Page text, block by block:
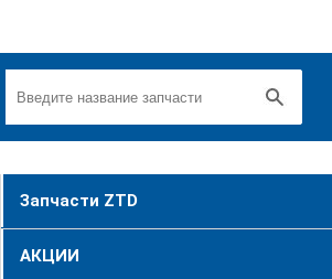
Запчасти ZTD
АКЦИИ